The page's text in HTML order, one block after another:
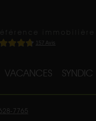
VACANCES SYNDIC
7765